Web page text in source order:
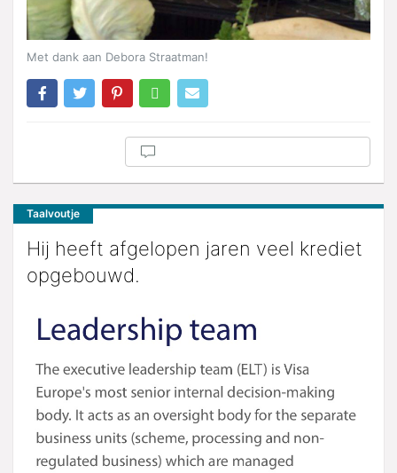
Met dank aan Debora Straatman!
Taalvoutje
Hij heeft afgelopen jaren veel krediet
opgebouwd.